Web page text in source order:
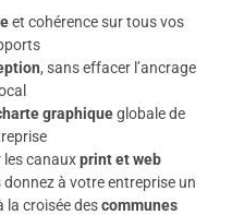
et cohérence sur tous vos
, sans effacer l’ancrage
graphiqueglobale de
les canauxprint et web
à votre entreprise un
la croisée descommunes